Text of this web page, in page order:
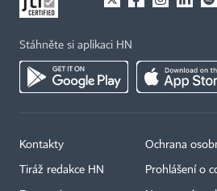
Stáhněte si aplikaci HN
Kontakty
Tiráž redakce HN
Ochrana
Prohlášení o